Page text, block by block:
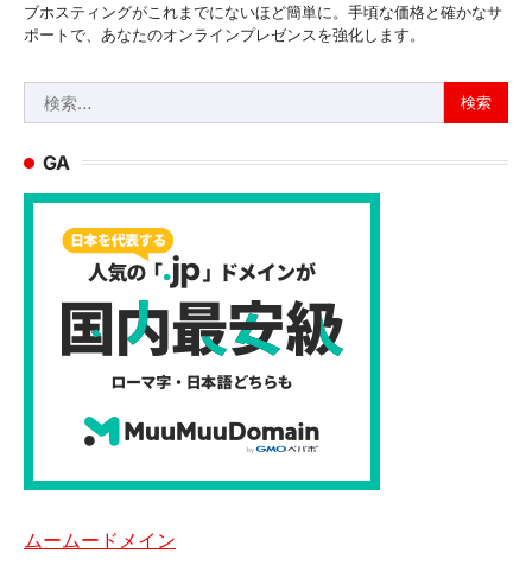
ブホスティングがこれまでにないほど簡単に。手頃な価格と確かなサ
ポートで、あなたのオンラインプレゼンスを強化します。
索:
GA
ムームードメイン